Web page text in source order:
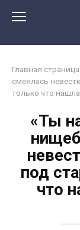
Главная страница
смеялась
только что нашла
«Ты
под
что